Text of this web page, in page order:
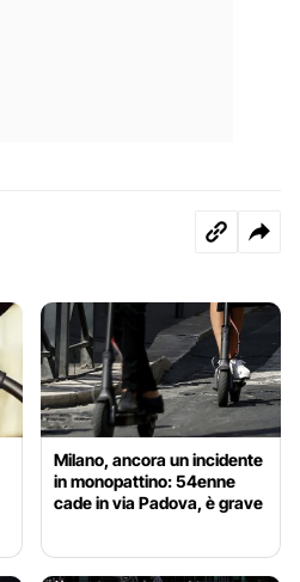
Milano, ancora un incidente
in monopattino: 54enne
cade in via Padova, è grave